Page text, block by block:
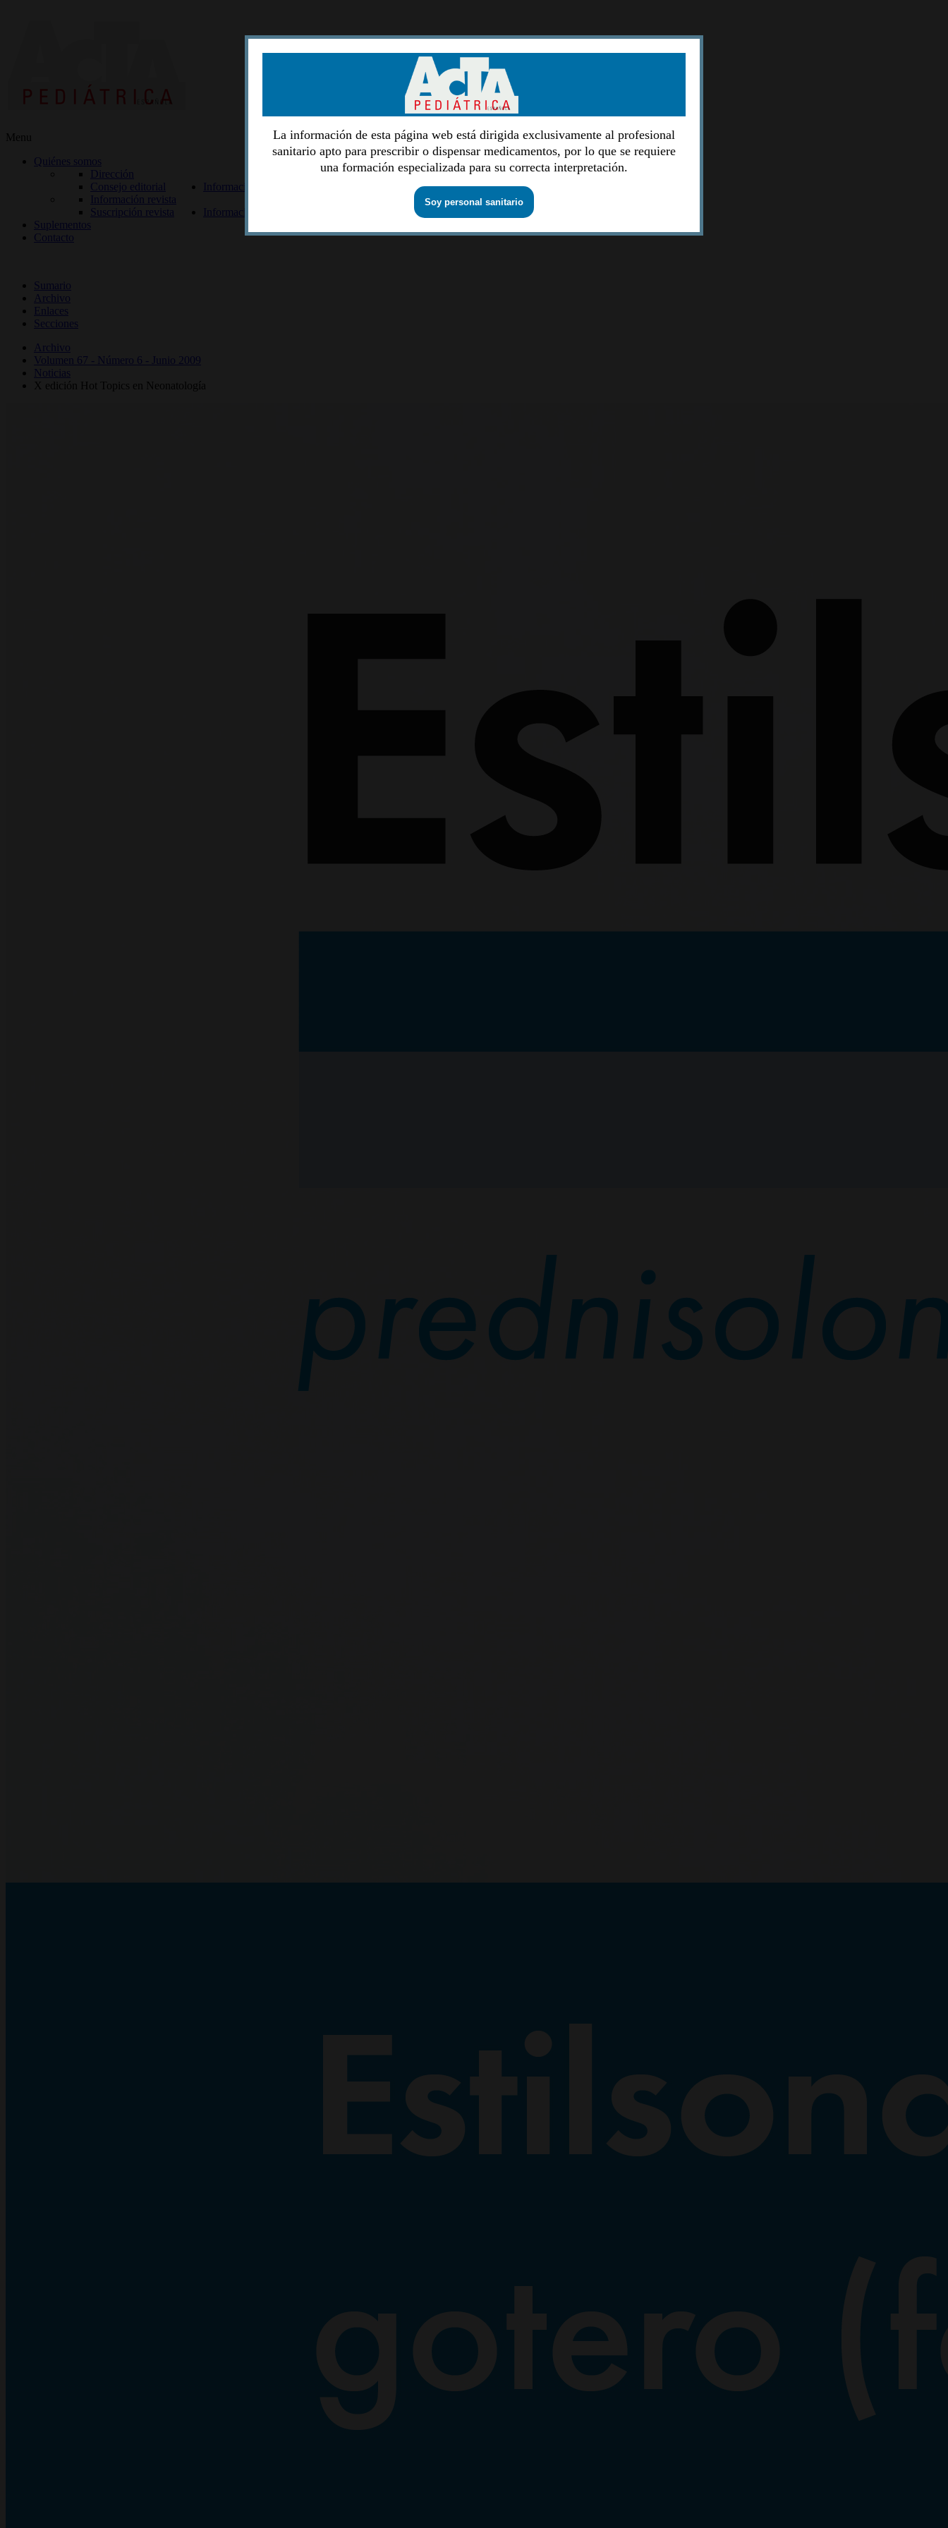
Menu
Quiénes somos
Dirección
Consejo editorial
Información lectores
Información revista
Suscripción revista
Información autores
Suplementos
Contacto
Sumario
Archivo
Enlaces
Secciones
Archivo
Volumen 67 - Número 6 - Junio 2009
Noticias
X edición Hot Topics en Neonatología
La información de esta página web está dirigida exclusivamente al profesional
sanitario apto para prescribir o dispensar medicamentos, por lo que se requiere
una formación especializada para su correcta interpretación.
Soy personal sanitario